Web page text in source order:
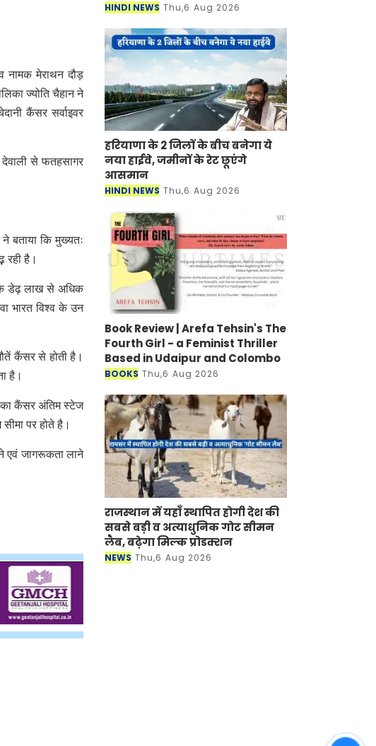
नामक मेराथन दौड़
ज्योति चैहान ने
कैंसर सर्वाइवर
देवाली से फतहसागर
बताया कि मुख्यतः
रही है।
के डेढ़ लाख से अधिक
भारत विश्व के उन
कैंसर से होती है।
है।
का कैंसर अंतिम स्टेज
पर होते है।
एवं जागरूकता लाने
HINDI NEWS Thu,6 Aug 2026
हरियाणा के 2 जिलों के बीच बनेगा ये
नया हाईवे, जमीनों के रेट छूएंगे
आसमान
HINDI NEWS Thu,6 Aug 2026
Book Review | Arefa Tehsin's The
Fourth Girl - a Feminist Thriller
Based in Udaipur and Colombo
BOOKS Thu,6 Aug 2026
राजस्थान में यहाँ स्थापित होगी देश की
सबसे बड़ी व अत्याधुनिक गोट सीमन
लैब, बढ़ेगा मिल्क प्रोडक्शन
NEWS Thu,6 Aug 2026